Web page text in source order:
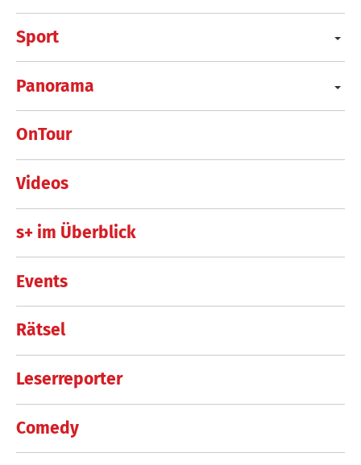
Sport
Panorama
OnTour
Videos
s+ im Überblick
Events
Rätsel
Leserreporter
Comedy